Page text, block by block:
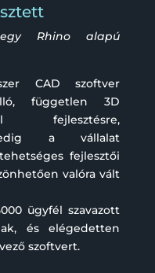
Rhino alapú
CAD szoftver
független 3D
fejlesztésre,
a vállalat
fejlesztői
valóra vált
ügyfél szavazott
és elégedetten
szoftvert.